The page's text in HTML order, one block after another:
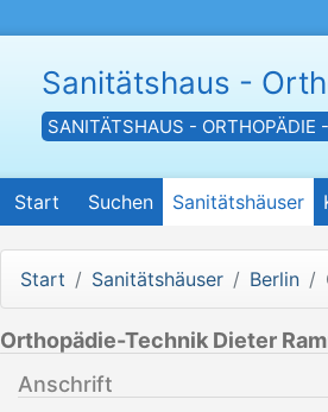
Sanitätshaus -
SANITÄTSHAUS - ORTHOPÄDIE
Start Suchen Sanitätshäuser
Start Sanitätshäuser Berlin
Orthopädie-Technik Dieter
Anschrift